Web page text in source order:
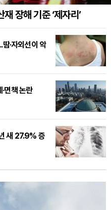
장해 기준 ‘제자리’
·자외선이 악
면책 논란
새 27.9% 증